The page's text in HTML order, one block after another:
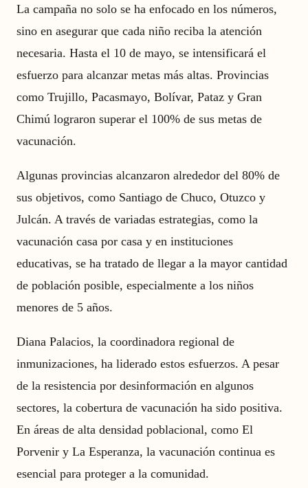
La campaña no solo se ha enfocado en los números,
sino en asegurar que cada niño reciba la atención
necesaria. Hasta el 10 de mayo, se intensificará el
esfuerzo para alcanzar metas más altas. Provincias
como Trujillo, Pacasmayo, Bolívar, Pataz y Gran
Chimú lograron superar el 100% de sus metas de
vacunación.
Algunas provincias alcanzaron alrededor del 80% de
sus objetivos, como Santiago de Chuco, Otuzco y
Julcán. A través de variadas estrategias, como la
vacunación casa por casa y en instituciones
educativas, se ha tratado de llegar a la mayor cantidad
de población posible, especialmente a los niños
menores de 5 años.
Diana Palacios, la coordinadora regional de
inmunizaciones, ha liderado estos esfuerzos. A pesar
de la resistencia por desinformación en algunos
sectores, la cobertura de vacunación ha sido positiva.
En áreas de alta densidad poblacional, como El
Porvenir y La Esperanza, la vacunación continua es
esencial para proteger a la comunidad.